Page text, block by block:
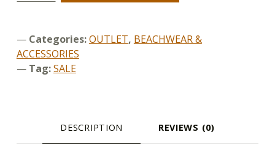
Categories:OUTLET, BEACHWEAR &
ACCESSORIES
Tag:SALE
DESCRIPTION REVIEWS (0)